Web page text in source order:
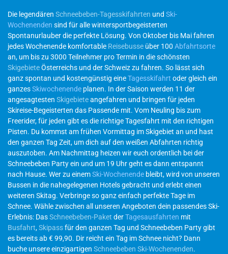
Die legendären Schneebeben-Tagesskifahrten und Ski-
Wochenenden sind für alle wintersportbegeisterten
Spontanurlauber die perfekte Lösung. Von Oktober bis Mai fahren
jedes Wochenende komfortable Reisebusse über 100 Abfahrtsorte
an, um bis zu 3000 Teilnehmer pro Termin in die schönsten
SkigebieteÖsterreichs und der Schweiz zu fahren. So lässt sich
ganz spontan und kostengünstig eineTagesskifahrt oder gleich ein
ganzesSkiwochenende planen. In der Saison werden 11 der
angesagtesten Skigebieteangefahren und bringen für jeden
Skireise-Begeisterten das Passende mit. Vom Neuling bis zum
Freerider, für jeden gibt es die richtige Tagesfahrt mit den richtigen
Pisten. Du kommst am frühen Vormittag im Skigebiet an und hast
den ganzen Tag Zeit, um dich auf den weißen Abfahrten richtig
auszutoben. Am Nachmittag heizen wir euch ordentlich bei der
Schneebeben Party ein und um 19 Uhr geht es dann entspannt
nach Hause. Wer zu einemSki-Wochenende bleibt, wird von unseren
Bussen in die nahegelegenen Hotels gebracht und erlebt einen
weiteren Skitag. Verbringe so ganz einfach perfekte Tage im
Schnee. Wähle zwischen all unseren Angeboten dein passendes Ski-
Erlebnis: DasSchneebeben-Paket derTagesausfahrten mit
Busfahrt,Skipassfür den ganzen Tag und Schneebeben Party gibt
es bereits ab € 99,90. Dir reicht ein Tag im Schnee nicht? Dann
buche unsere einzigartigen Schneebeben Ski-Wochenenden.